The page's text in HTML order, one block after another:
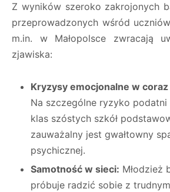
Z wyników szeroko zakrojonych
przeprowadzonych wśród
m.in. w Małopolsce zwracają
zjawiska:
Kryzysy emocjonalne w
Na szczególne ryzyko
klas szóstych szkół
zauważalny jest gwałtowny
psychicznej.
Samotność w sieci: Młodzież
próbuje radzić sobie z